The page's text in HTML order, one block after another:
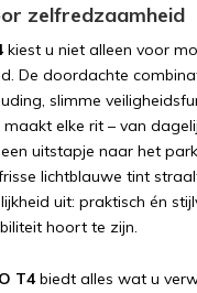
zelfredzaamheid
kiest u niet alleen voor
De doordachte
slimme
maakt elke rit – van
een uitstapje naar het
lichtblauwe tint
uit: praktisch én
hoort te zijn.
T4biedt alles wat u